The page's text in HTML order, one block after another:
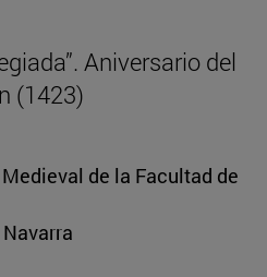
Aniversario del
(1423)
de la Facultad de